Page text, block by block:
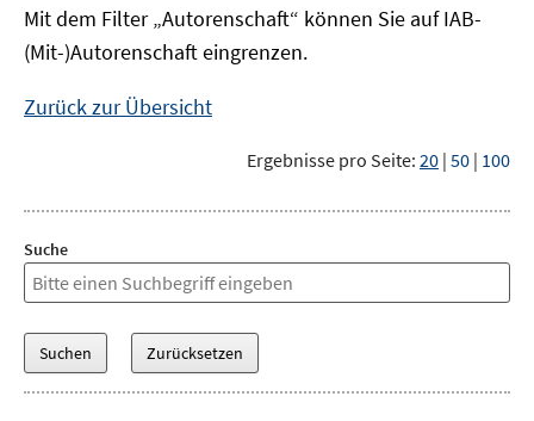
Mit dem Filter „Autorenschaft“ können Sie auf IAB-
(Mit-)Autorenschaft eingrenzen.
Zurück zur Übersicht
Ergebnisse pro Seite: 20 | 50 | 100
Suche